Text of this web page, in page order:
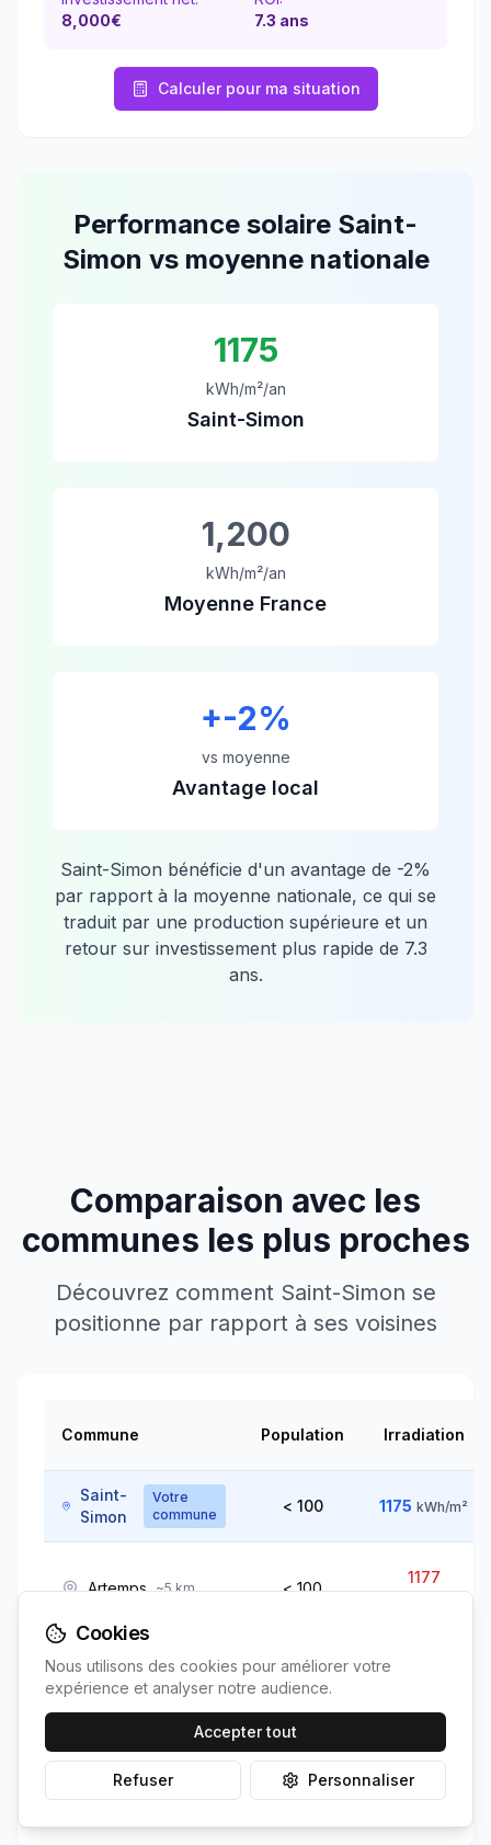
8,000€
7.3 ans
Calculer pour ma situation
Performance solaire Saint-
Simon vs moyenne nationale
1175
kWh/m²/an
Saint-Simon
1,200
kWh/m²/an
Moyenne France
+-2%
vs moyenne
Avantage local
Saint-Simon bénéficie d'un avantage de -2%
par rapport à la moyenne nationale, ce qui se
traduit par une production supérieure et un
retour sur investissement plus rapide de 7.3
ans.
Comparaison avec les
communes les plus proches
Découvrez comment Saint-Simon se
positionne par rapport à ses voisines
Commune Population Irradiation
Saint-
Simon
Votre
commune
< 100 1175 kWh/m²
Artemps ~5km < 100
1177
Annois ~ 10 km < 100
Tugny-et-
Pont
~15
< 100
1177
↘ kWh/m²
Cookies
Nous utilisons des cookies pour améliorer votre
expérience et analyser notre audience.
Accepter tout
Refuser Personnaliser